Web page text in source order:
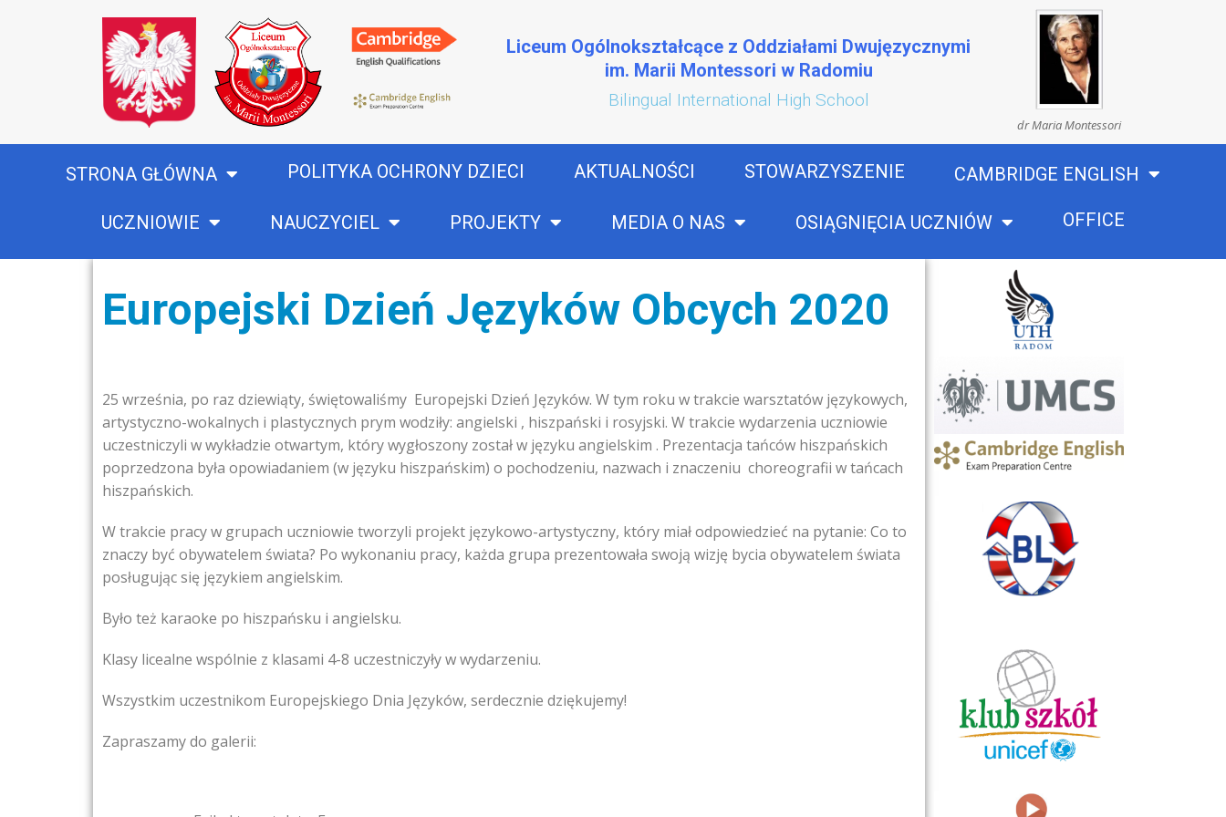
Liceum Ogólnokształcące z Oddziałami Dwujęzycznymi
im. Marii Montessori w Radomiu
Bilingual International High School
dr Maria Montessori
STRONA GŁÓWNA POLITYKA OCHRONY DZIECI AKTUALNOŚCI STOWARZYSZENIE CAMBRIDGE ENGLISH
UCZNIOWIE NAUCZYCIEL PROJEKTY MEDIA O NAS OSIĄGNIĘCIA UCZNIÓW OFFICE
Europejski Dzień Języków Obcych 2020
25 września, po raz dziewiąty, świętowaliśmy Europejski Dzień Języków. W tym roku w trakcie warsztatów językowych,
artystyczno-wokalnych i plastycznych prym wodziły: angielski , hiszpański i rosyjski. W trakcie wydarzenia uczniowie
uczestniczyli w wykładzie otwartym, który wygłoszony został w języku angielskim . Prezentacja tańców hiszpańskich
poprzedzona była opowiadaniem (w języku hiszpańskim) o pochodzeniu, nazwach i znaczeniu choreografii w tańcach
hiszpańskich.
W trakcie pracy w grupach uczniowie tworzyli projekt językowo-artystyczny, który miał odpowiedzieć na pytanie: Co to
znaczy być obywatelem świata? Po wykonaniu pracy, każda grupa prezentowała swoją wizję bycia obywatelem świata
posługując się językiem angielskim.
Było też karaoke po hiszpańsku i angielsku.
Klasy licealne wspólnie z klasami 4-8 uczestniczyły w wydarzeniu.
Wszystkim uczestnikom Europejskiego Dnia Języków, serdecznie dziękujemy!
Zapraszamy do galerii: